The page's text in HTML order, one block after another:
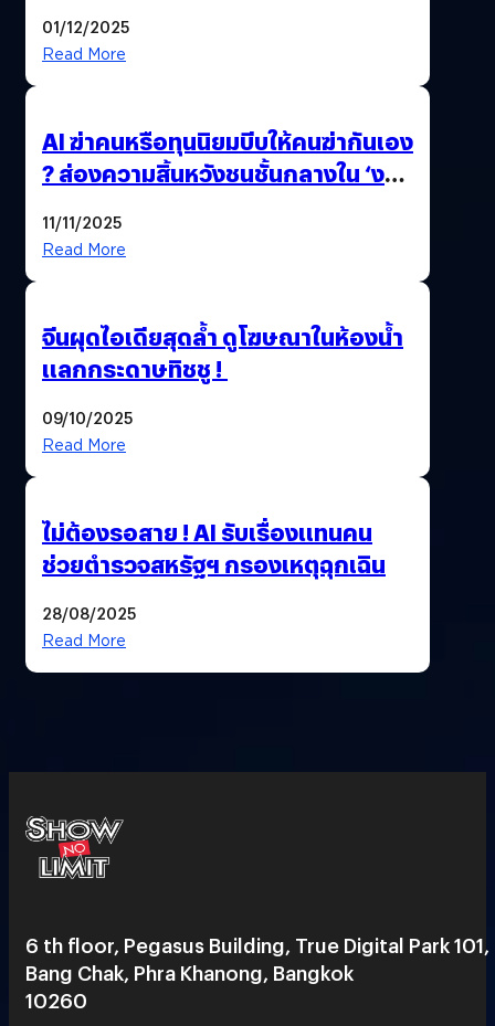
01/12/2025
Read More
AI ฆ่าคนหรือทุนนิยมบีบให้คนฆ่ากันเอง
? ส่องความสิ้นหวังชนชั้นกลางใน ‘งาน
11/11/2025
Read More
จีนผุดไอเดียสุดล้ำ ดูโฆษณาในห้องน้ำ
แลกกระดาษทิชชู !
09/10/2025
Read More
ไม่ต้องรอสาย ! AI รับเรื่องแทนคน
ช่วยตำรวจสหรัฐฯ กรองเหตุฉุกเฉิน
28/08/2025
Read More
6 th floor, Pegasus Building, True Digital Park 101,
Bang Chak, Phra Khanong, Bangkok
10260